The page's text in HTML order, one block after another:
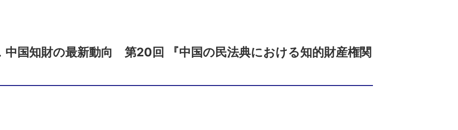
国知財の最新動向 第20回 『中国の民法典における知的財産権関